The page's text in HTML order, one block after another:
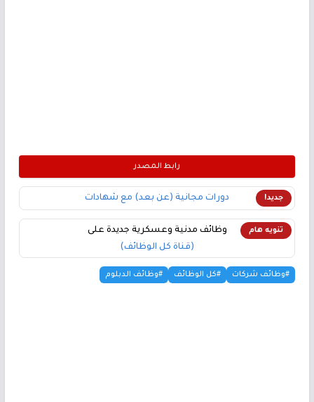
رابط المصدر
جديد! دورات مجانية (عن بعد) مع شهادات
تنويه هام
وظائف مدنية وعسكرية جديدة على
(قناة كل الوظائف)
#وظائف شركات #كل الوظائف #وظائف الدبلوم